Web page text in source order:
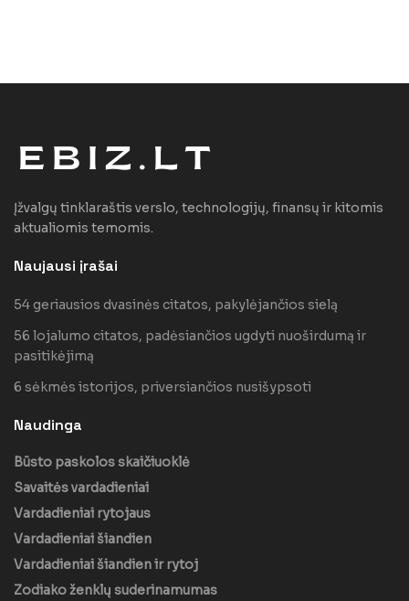
Įžvalgų tinklaraštis verslo, technologijų, finansų ir kitomis
aktualiomis temomis.
Naujausi įrašai
54 geriausios dvasinės citatos, pakylėjančios sielą
56 lojalumo citatos, padėsiančios ugdyti nuoširdumą ir
pasitikėjimą
6 sėkmės istorijos, priversiančios nusišypsoti
Naudinga
Būsto paskolos skaičiuoklė
Savaitės vardadieniai
Vardadieniai rytojaus
Vardadieniai šiandien
Vardadieniai šiandien ir rytoj
Zodiako ženklų suderinamumas